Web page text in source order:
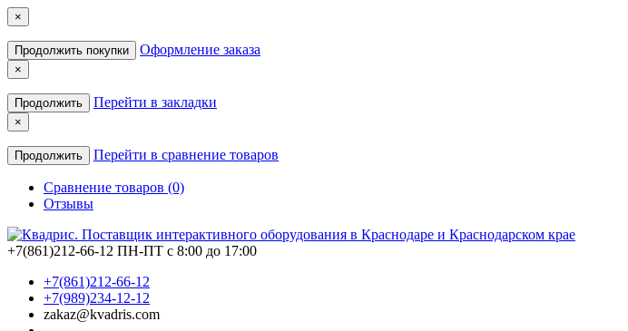
×
Продолжить покупки Оформление заказа
×
Продолжить Перейти в закладки
×
Продолжить Перейти в сравнение товаров
Сравнение товаров (0)
Отзывы
+7(861)212-66-12 ПН-ПТ с 8:00 до 17:00
+7(861)212-66-12
+7(989)234-12-12
zakaz@kvadris.com